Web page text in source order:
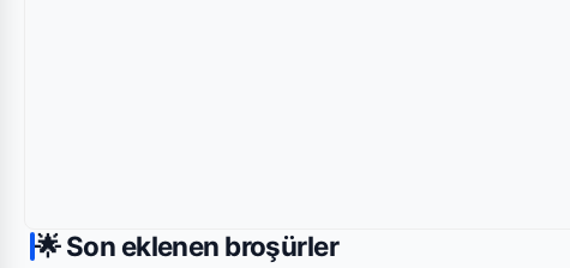
🌟 Son eklenen broşürler